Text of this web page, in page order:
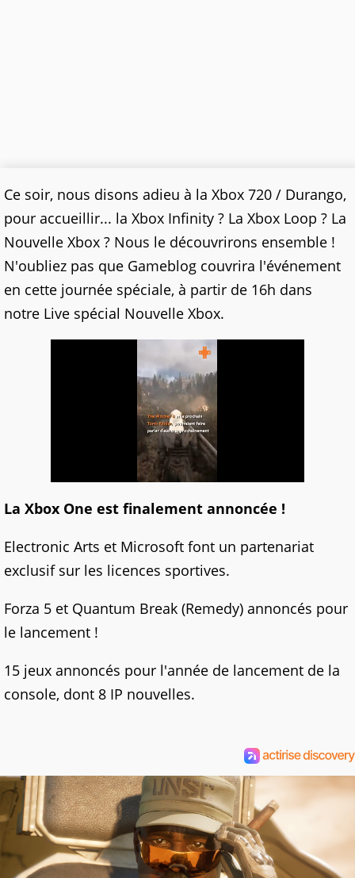
Ce soir, nous disons adieu à la Xbox 720 / Durango,
pour accueillir... la Xbox Infinity ? La Xbox Loop ? La
Nouvelle Xbox ? Nous le découvrirons ensemble !
N'oubliez pas que Gameblog couvrira l'événement
en cette journée spéciale, à partir de 16h dans
notre Live spécial Nouvelle Xbox.
La Xbox One est finalement annoncée !
Electronic Arts et Microsoft font un partenariat
exclusif sur les licences sportives.
Forza 5 et Quantum Break (Remedy) annoncés pour
le lancement !
15 jeux annoncés pour l'année de lancement de la
console, dont 8 IP nouvelles.